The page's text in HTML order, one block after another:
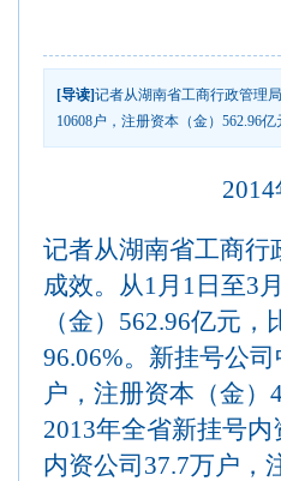
[导读]记者从湖南省工商行政管理
10608户，注册资本（金）562.96
记者从湖南省工商行
成效。从1月1日至3
（金）562.96亿元
96.06%。新挂号公
户，注册资本（金）
2013年全省新挂号
内资公司37.7万户，